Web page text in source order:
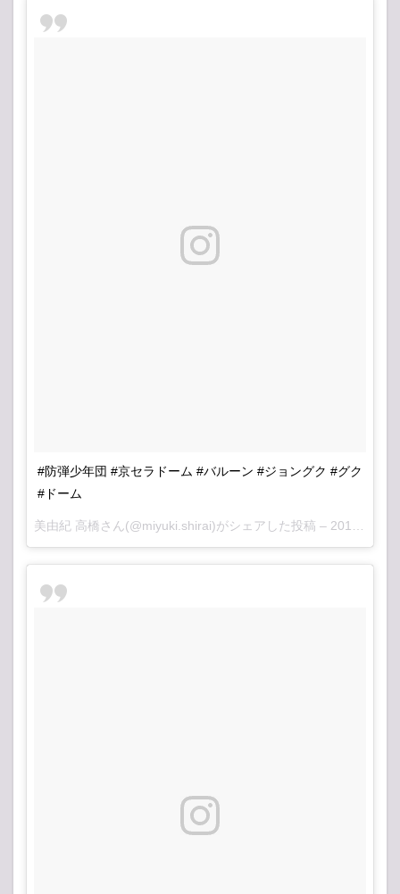
#防弾少年団 #京セラドーム #バルーン #ジョングク #グク
#ドーム
美由紀 高橋さん(@miyuki.shirai)がシェアした投稿 – 2017 10月 14 12:24午前 PDT